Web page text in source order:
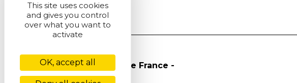
© Société Chimique de France -
This site uses cookies
and gives you control
over what you want to
activate
OK, accept all